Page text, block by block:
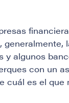
generalmente,
y algunos
con un
cuál es el que